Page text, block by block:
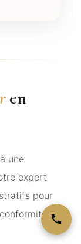
en
une
expert
pour